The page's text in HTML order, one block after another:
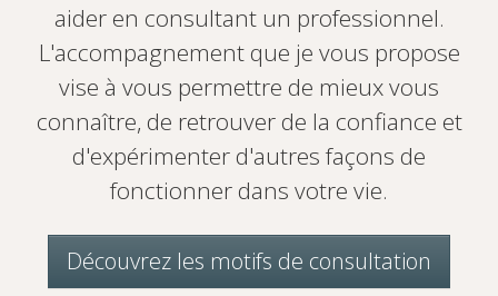
aider en consultant un professionnel.
L'accompagnement que je vous propose
vise à vous permettre de mieux vous
connaître, de retrouver de la confiance et
d'expérimenter d'autres façons de
fonctionner dans votre vie.
Découvrez les motifs de consultation